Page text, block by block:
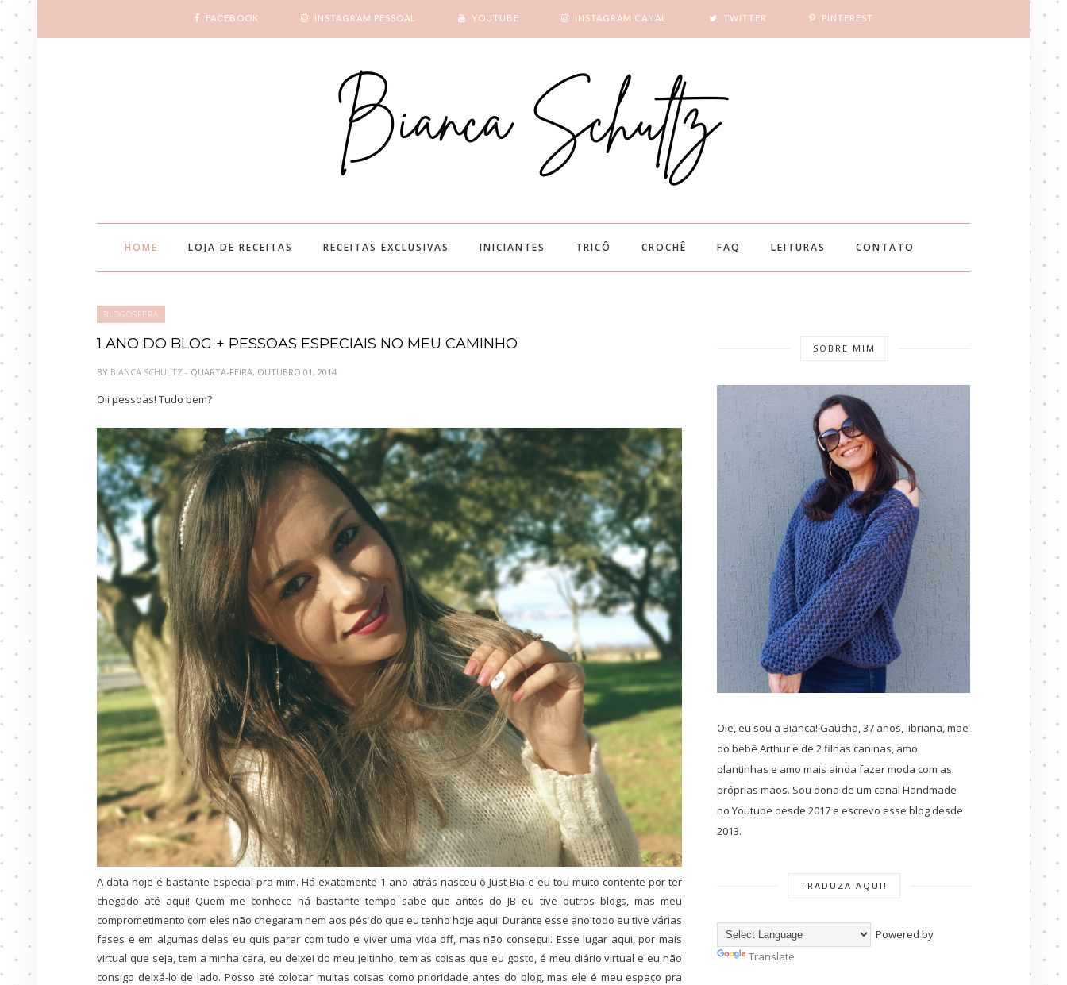
FACEBOOK INSTAGRAM PESSOAL YOUTUBE INSTAGRAM CANAL TWITTER PINTEREST
HOME LOJA DE RECEITAS RECEITAS EXCLUSIVAS INICIANTES TRICÔ CROCHÊ FAQ LEITURAS CONTATO
BLOGOSFERA
1 ANO DO BLOG + PESSOAS ESPECIAIS NO MEU CAMINHO
BY BIANCA SCHULTZ - QUARTA-FEIRA, OUTUBRO 01, 2014
Oii pessoas! Tudo bem?
A data hoje é bastante especial pra mim. Há exatamente 1 ano atrás nasceu o Just Bia e eu tou muito contente por ter
chegado até aqui! Quem me conhece há bastante tempo sabe que antes do JB eu tive outros blogs, mas meu
comprometimento com eles não chegaram nem aos pés do que eu tenho hoje aqui. Durante esse ano todo eu tive várias
fases e em algumas delas eu quis parar com tudo e viver uma vida off, mas não consegui. Esse lugar aqui, por mais
virtual que seja, tem a minha cara, eu deixei do meu jeitinho, tem as coisas que eu gosto, é meu diário virtual e eu não
consigo deixá-lo de lado. Posso até colocar muitas coisas como prioridade antes do blog, mas ele é meu espaço pra
SOBRE MIM
Oie, eu sou a Bianca! Gaúcha, 37 anos, libriana, mãe
do bebê Arthur e de 2 filhas caninas, amo
plantinhas e amo mais ainda fazer moda com as
próprias mãos. Sou dona de um canal Handmade
no Youtube desde 2017 e escrevo esse blog desde
2013.
TRADUZA AQUI!
Powered by
Translate